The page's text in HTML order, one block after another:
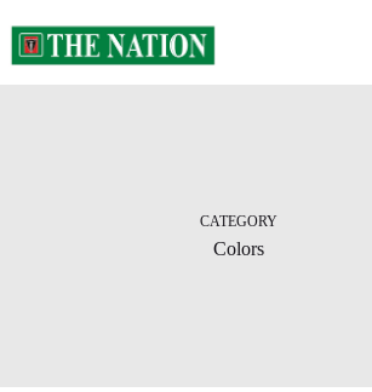
to
content
CATEGORY
Colors